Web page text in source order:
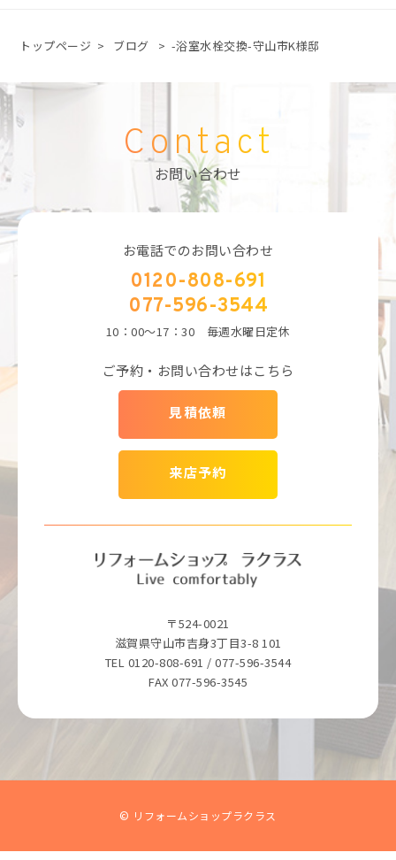
トップページ > ブログ > -浴室水栓交換-守山市K様邸
Contact
お問い合わせ
お電話でのお問い合わせ
0120-808-691
077-596-3544
10：00～17：30 毎週水曜日定休
ご予約・お問い合わせはこちら
見積依頼
来店予約
〒524-0021
滋賀県守山市吉身3丁目3-8 101
TEL 0120-808-691 / 077-596-3544
FAX 077-596-3545
© リフォームショップラクラス